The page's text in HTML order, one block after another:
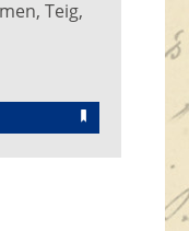
Teig,